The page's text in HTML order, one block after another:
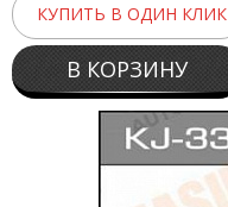
КУПИТЬ В ОДИН КЛИК
В КОРЗИНУ